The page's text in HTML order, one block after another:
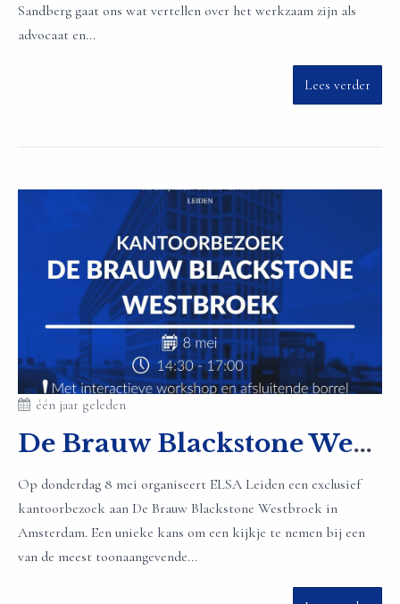
Sandberg gaat ons wat vertellen over het werkzaam zijn als
advocaat en...
Lees verder
één jaar geleden
De Brauw Blackstone Westbroek kantoorbezoek
Op donderdag 8 mei organiseert ELSA Leiden een exclusief
kantoorbezoek aan De Brauw Blackstone Westbroek in
Amsterdam. Een unieke kans om een kijkje te nemen bij een
van de meest toonaangevende...